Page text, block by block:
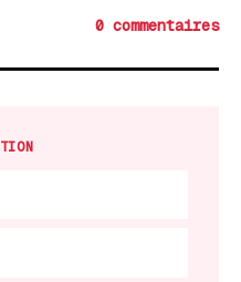
0 commentaires